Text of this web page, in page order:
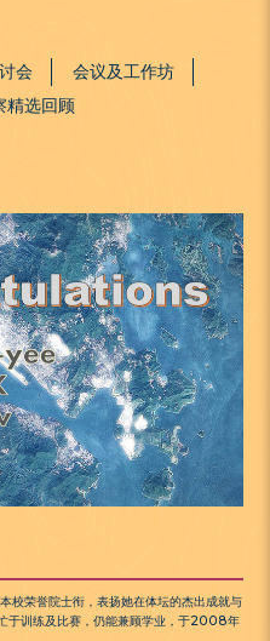
会
会议及工作坊
精选回顾
荣誉院士衔，表扬她在体坛的杰出成就与
于训练及比赛，仍能兼顾学业，于2008年